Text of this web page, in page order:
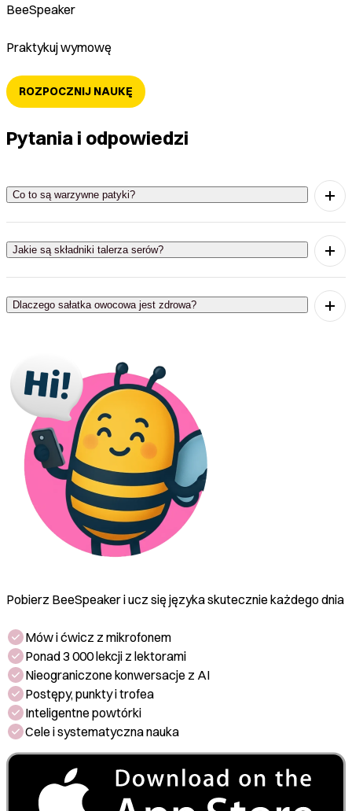
BeeSpeaker
Praktykuj wymowę
ROZPOCZNIJ NAUKĘ
Pytania i odpowiedzi
Co to są warzywne patyki?
Vegetable sticks are crunchy pieces of vegetables
that are often served with a dip.
Jakie są składniki talerza serów?
A cheese platter typically includes different types of
cheese, crackers, and sometimes fruits.
Dlaczego sałatka owocowa jest zdrowa?
Pobierz BeeSpeaker i ucz się języka skutecznie każdego dnia
Mów i ćwicz z mikrofonem
Ponad 3 000 lekcji z lektorami
Nieograniczone konwersacje z AI
Postępy, punkty i trofea
Inteligentne powtórki
Cele i systematyczna nauka